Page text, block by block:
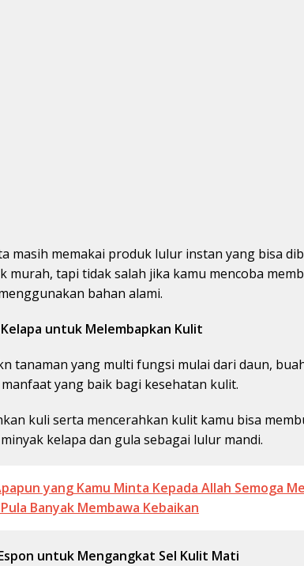
masih memakai produk lulur instan yang bisa
murah, tapi tidak salah jika kamu mencoba
bahan alami.
untuk Melembapkan Kulit
tanaman yang multi fungsi mulai dari daun,
yang baik bagi kesehatan kulit.
kuli serta mencerahkan kulit kamu bisa
kelapa dan gula sebagai lulur mandi.
yang Kamu Minta Kepada Allah Semoga
Banyak Membawa Kebaikan
untuk Mengangkat Sel Kulit Mati